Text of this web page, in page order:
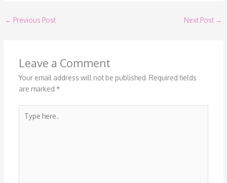
← Previous Post Next Post →
Leave a Comment
Your email address will not be published. Required fields
are marked *
here..